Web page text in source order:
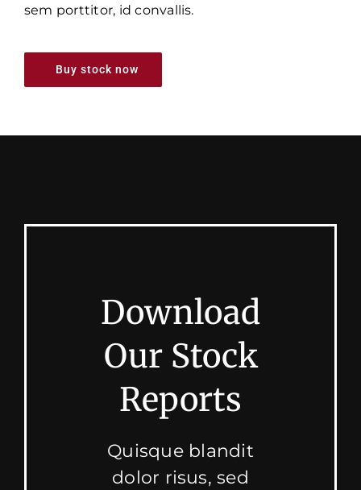
sem porttitor, id convallis.
Buy stock now
Download
Our Stock
Reports
Quisque blandit
dolor risus, sed